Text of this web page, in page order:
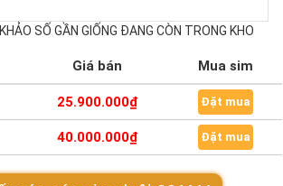
SỐ GẦN GIỐNG ĐANG CÒN TRONG KHO
Giá bán Mua sim
25.900.000₫ Đặt mua
40.000.000₫ Đặt mua